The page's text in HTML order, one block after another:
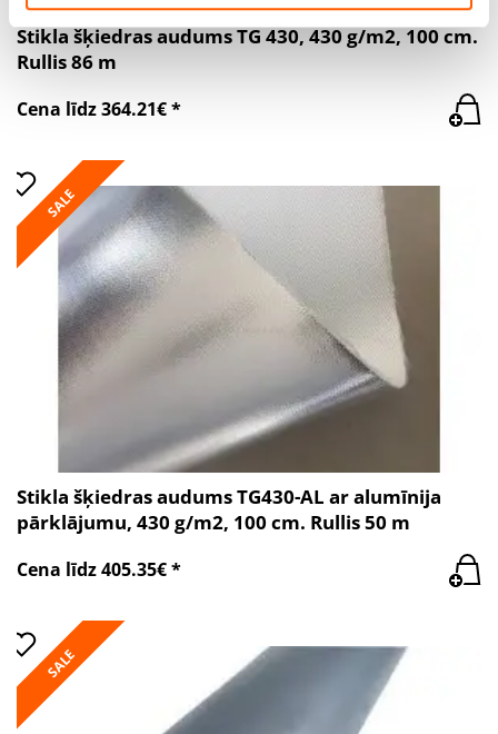
Stikla šķiedras audums TG 430, 430 g/m2, 100 cm.
Rullis 86 m
Cena līdz 364.21€ *
SALE
Stikla šķiedras audums TG430-AL ar alumīnija
pārklājumu, 430 g/m2, 100 cm. Rullis 50 m
Cena līdz 405.35€ *
SALE